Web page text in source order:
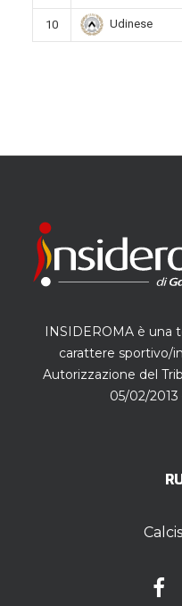
10 Udinese
INSIDEROMA è una
carattere sportivo/
Autorizzazione del
05/02/2013